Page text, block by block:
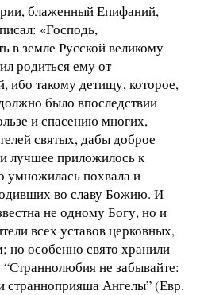
блаженный Епифаний,
«Господь,
в земле Русской великому
родиться ему от
ибо такому детищу, которое,
было впоследствии
и спасению многих,
святых, дабы доброе
лучшее приложилось к
похвала и
во славу Божию. И
не одному Богу, но и
всех уставов церковных,
но особенно свято хранили
не забывайте:
странноприяша Ангелы” (Евр.